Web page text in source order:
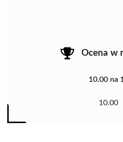
Ocena w
10.00 na
10.00